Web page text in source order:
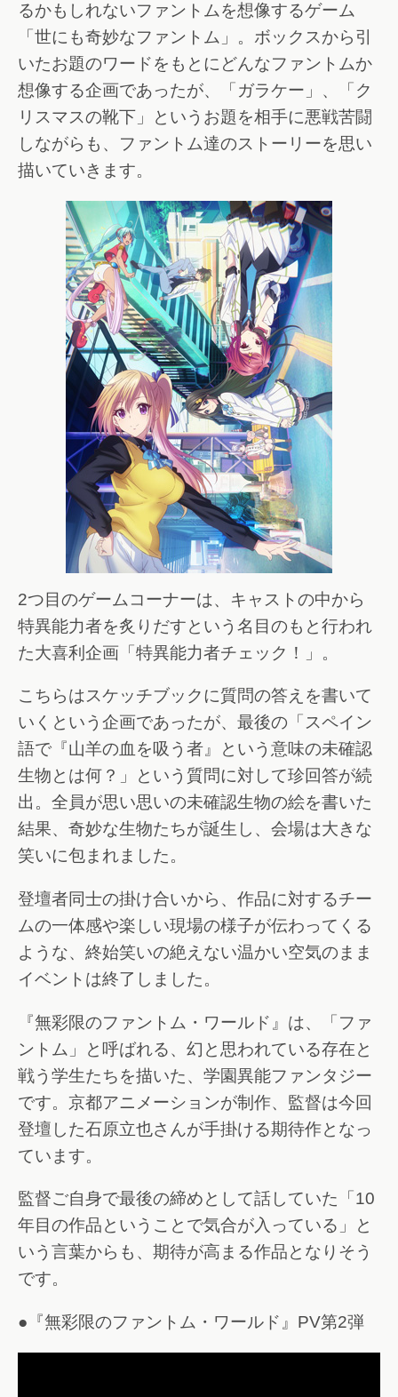
るかもしれないファントムを想像するゲーム
「世にも奇妙なファントム」。ボックスから引
いたお題のワードをもとにどんなファントムか
想像する企画であったが、「ガラケー」、「ク
リスマスの靴下」というお題を相手に悪戦苦闘
しながらも、ファントム達のストーリーを思い
描いていきます。
2つ目のゲームコーナーは、キャストの中から
特異能力者を炙りだすという名目のもと行われ
た大喜利企画「特異能力者チェック！」。
こちらはスケッチブックに質問の答えを書いて
いくという企画であったが、最後の「スペイン
語で『山羊の血を吸う者』という意味の未確認
生物とは何？」という質問に対して珍回答が続
出。全員が思い思いの未確認生物の絵を書いた
結果、奇妙な生物たちが誕生し、会場は大きな
笑いに包まれました。
登壇者同士の掛け合いから、作品に対するチー
ムの一体感や楽しい現場の様子が伝わってくる
ような、終始笑いの絶えない温かい空気のまま
イベントは終了しました。
『無彩限のファントム・ワールド』は、「ファ
ントム」と呼ばれる、幻と思われている存在と
戦う学生たちを描いた、学園異能ファンタジー
です。京都アニメーションが制作、監督は今回
登壇した石原立也さんが手掛ける期待作となっ
ています。
監督ご自身で最後の締めとして話していた「10
年目の作品ということで気合が入っている」と
いう言葉からも、期待が高まる作品となりそう
です。
●『無彩限のファントム・ワールド』PV第2弾